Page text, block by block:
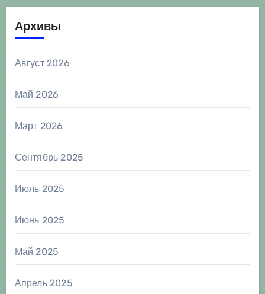
Архивы
Август 2026
Май 2026
Март 2026
Сентябрь 2025
Июль 2025
Июнь 2025
Май 2025
Апрель 2025